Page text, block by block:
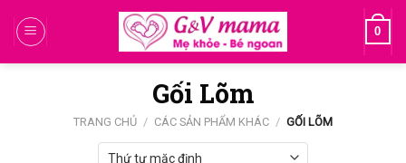
0
Gối Lõm
TRANG CHỦ / CÁC SẢN PHẨM KHÁC / GỐI LÕM